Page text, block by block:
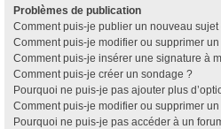
Problèmes de publication
Comment puis-je publier un nouveau
Comment puis-je modifier ou supprimer
Comment puis-je insérer une signature à
Comment puis-je créer un sondage ?
Pourquoi ne puis-je pas ajouter plus
Comment puis-je modifier ou supprimer
Pourquoi ne puis-je pas accéder à un